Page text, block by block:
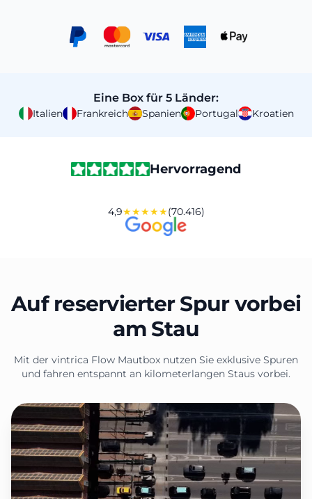
Eine Box für 5 Länder:
Italien Frankreich Spanien Portugal Kroatien
Hervorragend
4,9★★★★★(70.416)
Auf reservierter Spur vorbei
am Stau
Mit der vintrica Flow Mautbox nutzen Sie exklusive Spuren
und fahren entspannt an kilometerlangen Staus vorbei.